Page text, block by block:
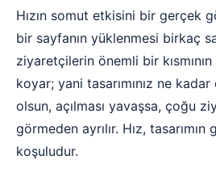
Hızın somut etkisini bir gerçek
bir sayfanın yüklenmesi birkaç
ziyaretçilerin önemli bir
koyar; yani tasarımınız ne
olsun, açılması yavaşsa, çoğu
görmeden ayrılır. Hız,
koşuludur.